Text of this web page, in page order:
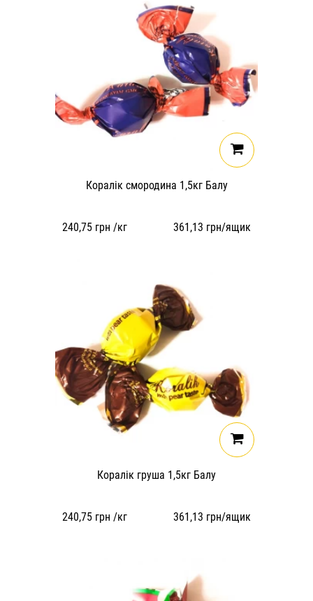
Коралік смородина 1,5кг Балу
240,75 грн /кг 361,13 грн/ящик
Коралік груша 1,5кг Балу
240,75 грн /кг 361,13 грн/ящик